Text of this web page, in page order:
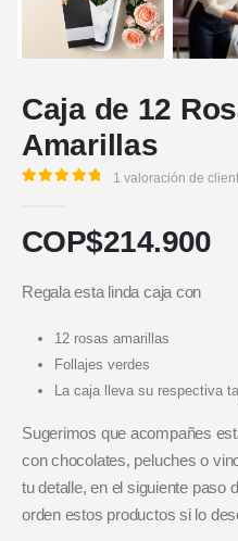
Caja de 12
Amarillas
1 valoración de
COP$214.900
Regala esta linda caja con
12 rosas amarillas
Follajes verdes
La caja lleva su respectiva
Sugerimos que acompañes
con chocolates, peluches o
tu detalle, en el siguiente paso
orden estos productos si lo